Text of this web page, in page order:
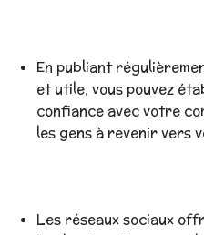
En publiant
et utile, vous pouvez
confiance avec votre
les gens à revenir vers
Les réseaux sociaux